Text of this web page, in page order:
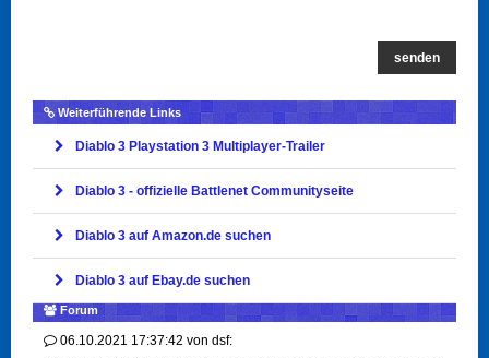
senden
Weiterführende Links
Diablo 3 Playstation 3 Multiplayer-Trailer
Diablo 3 - offizielle Battlenet Communityseite
Diablo 3 auf Amazon.de suchen
Diablo 3 auf Ebay.de suchen
Forum
06.10.2021 17:37:42 von dsf: